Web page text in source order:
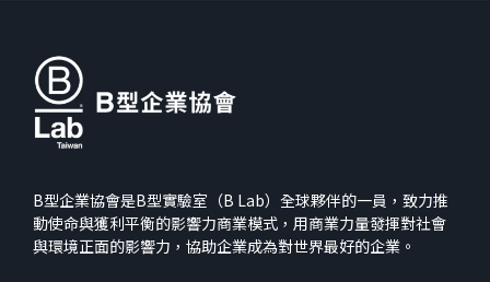
B型企業協會是B型實驗室（B Lab）全球夥伴的一員，致力推
動使命與獲利平衡的影響力商業模式，用商業力量發揮對社會
與環境正面的影響力，協助企業成為對世界最好的企業。